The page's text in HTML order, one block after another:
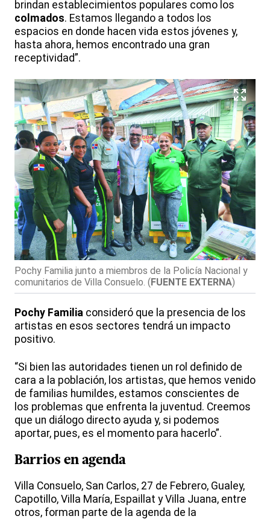
brindan establecimientos populares como los
colmados. Estamos llegando a todos los
espacios en donde hacen vida estos jóvenes y,
hasta ahora, hemos encontrado una gran
receptividad”.
Pochy Familia junto a miembros de la Policía Nacional y
comunitarios de Villa Consuelo. ( FUENTE EXTERNA)
Pochy Familia consideró que la presencia de los
artistas en esos sectores tendrá un impacto
positivo.
“Si bien las autoridades tienen un rol definido de
cara a la población, los artistas, que hemos venido
de familias humildes, estamos conscientes de
los problemas que enfrenta la juventud. Creemos
que un diálogo directo ayuda y, si podemos
aportar, pues, es el momento para hacerlo”.
Barrios en agenda
Villa Consuelo, San Carlos, 27 de Febrero, Gualey,
Capotillo, Villa María, Espaillat y Villa Juana, entre
otros, forman parte de la agenda de la